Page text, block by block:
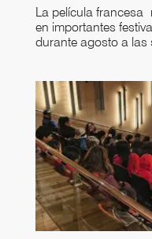
La película francesa
en importantes
durante agosto a